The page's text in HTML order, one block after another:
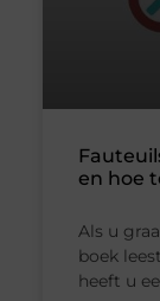
en hoe
Als u
boek
heeft u